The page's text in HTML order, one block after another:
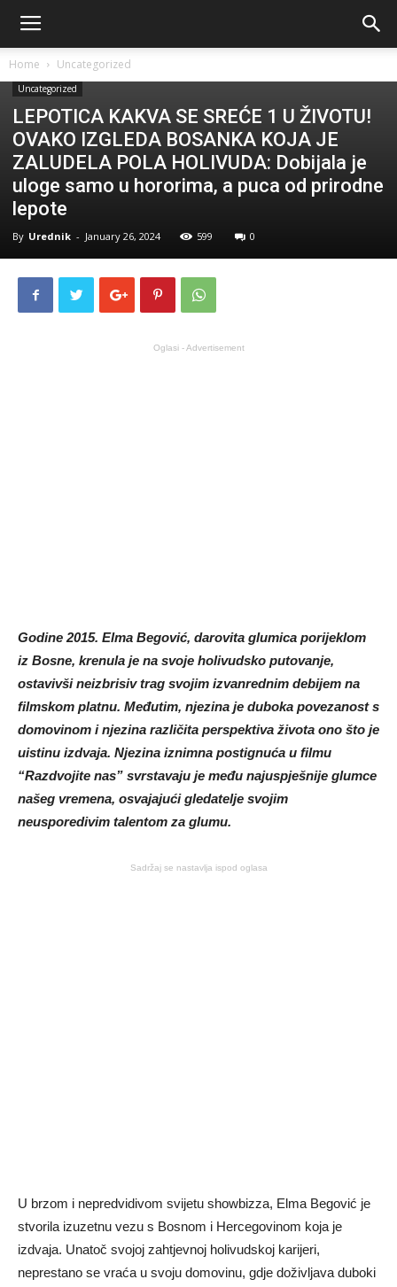
Home Uncategorized
Uncategorized
LEPOTICA KAKVA SE SREĆE 1 U ŽIVOTU!
OVAKO IZGLEDA BOSANKA KOJA JE
ZALUDELA POLA HOLIVUDA: Dobijala je
uloge samo u hororima, a puca od prirodne
lepote
By Urednik - January 26, 2024 599 0
Oglasi - Advertisement
Godine 2015. Elma Begović, darovita glumica porijeklom
iz Bosne, krenula je na svoje holivudsko putovanje,
ostavivši neizbrisiv trag svojim izvanrednim debijem na
filmskom platnu. Međutim, njezina je duboka povezanost s
domovinom i njezina različita perspektiva života ono što je
uistinu izdvaja. Njezina iznimna postignuća u filmu
“Razdvojite nas” svrstavaju je među najuspješnije glumce
našeg vremena, osvajajući gledatelje svojim
neusporedivim talentom za glumu.
Sadržaj se nastavlja ispod oglasa
U brzom i nepredvidivom svijetu showbizza, Elma Begović je
stvorila izuzetnu vezu s Bosnom i Hercegovinom koja je
izdvaja. Unatoč svojoj zahtjevnoj holivudskoj karijeri,
neprestano se vraća u svoju domovinu, gdje doživljava duboki